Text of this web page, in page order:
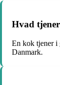
Hvad
En kok tjener i
Danmark.